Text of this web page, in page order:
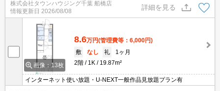
株式会社タウンハウジング千葉 船橋店
情報更新日 2026/08/08
詳細を見る
画像：13枚
8.6万円(管理費等：6,000円)
敷
なし 礼
1ヶ月
2階
1K 19.87m²
インターネット使い放題・U-NEXT一般作品見放題プラン有